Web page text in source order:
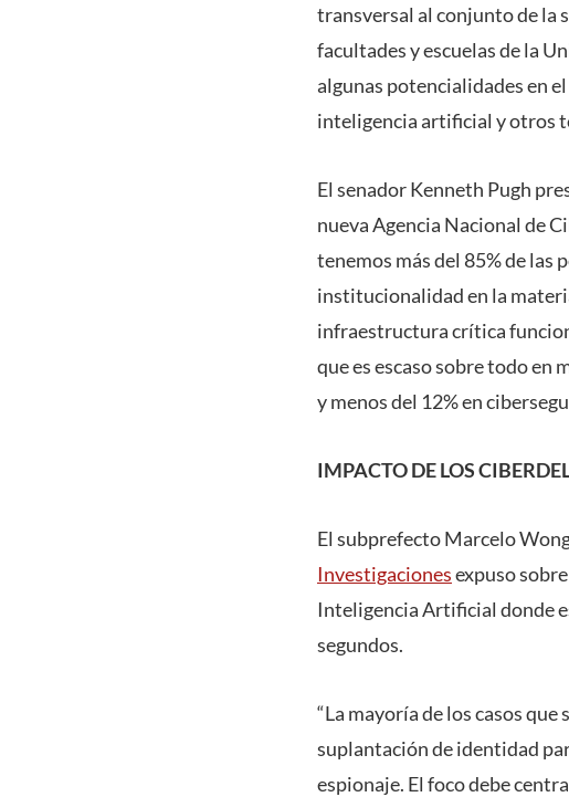
transversal al conjunto de la
facultades y escuelas de la
algunas potencialidades en
inteligencia artificial y otros
El senador Kenneth Pugh
nueva Agencia Nacional de
tenemos más del 85% de las
institucionalidad en la
infraestructura crítica
que es escaso sobre todo en
y menos del 12% en
IMPACTO DE LOS
El subprefecto Marcelo
Investigacionesexpuso
Inteligencia Artificial donde
segundos.
“La mayoría de los casos
suplantación de identidad
espionaje. El foco debe